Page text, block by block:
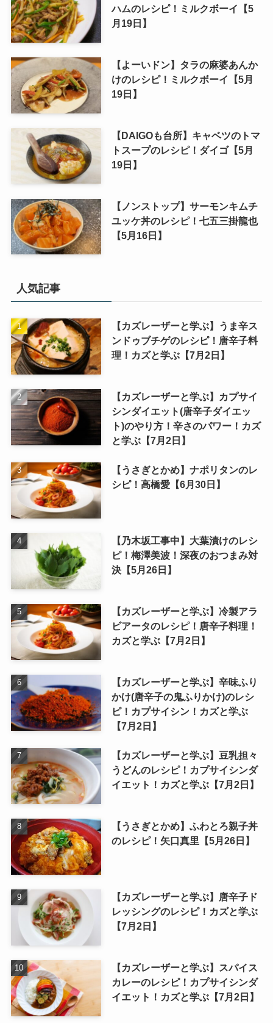
ハムのレシピ！ミルクボーイ【5
月19日】
【よーいドン】タラの麻婆あんか
けのレシピ！ミルクボーイ【5月
19日】
【DAIGOも台所】キャベツのトマ
トスープのレシピ！ダイゴ【5月
19日】
【ノンストップ】サーモンキムチ
ユッケ丼のレシピ！七五三掛龍也
【5月16日】
人気記事
【カズレーザーと学ぶ】うま辛ス
ンドゥブチゲのレシピ！唐辛子料
理！カズと学ぶ【7月2日】
【カズレーザーと学ぶ】カプサイ
シンダイエット(唐辛子ダイエッ
ト)のやり方！辛さのパワー！カズ
と学ぶ【7月2日】
【うさぎとかめ】ナポリタンのレ
シピ！高橋愛【6月30日】
【乃木坂工事中】大葉漬けのレシ
ピ！梅澤美波！深夜のおつまみ対
決【5月26日】
【カズレーザーと学ぶ】冷製アラ
ビアータのレシピ！唐辛子料理！
カズと学ぶ【7月2日】
【カズレーザーと学ぶ】辛味ふり
かけ(唐辛子の鬼ふりかけ)のレシ
ピ！カプサイシン！カズと学ぶ
【7月2日】
【カズレーザーと学ぶ】豆乳担々
うどんのレシピ！カプサイシンダ
イエット！カズと学ぶ【7月2日】
【うさぎとかめ】ふわとろ親子丼
のレシピ！矢口真里【5月26日】
【カズレーザーと学ぶ】唐辛子ド
レッシングのレシピ！カズと学ぶ
【7月2日】
【カズレーザーと学ぶ】スパイス
カレーのレシピ！カプサイシンダ
イエット！カズと学ぶ【7月2日】